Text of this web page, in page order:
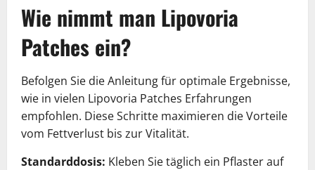
Wie nimmt man Lipovoria
Patches ein?
Befolgen Sie die Anleitung für optimale Ergebnisse,
wie in vielen Lipovoria Patches Erfahrungen
empfohlen. Diese Schritte maximieren die Vorteile
vom Fettverlust bis zur Vitalität.
Standarddosis: Kleben Sie täglich ein Pflaster auf